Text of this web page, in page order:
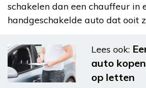
schakelen dan een chauffeur in
handgeschakelde auto dat ooit
Lees ook:
auto
op letten